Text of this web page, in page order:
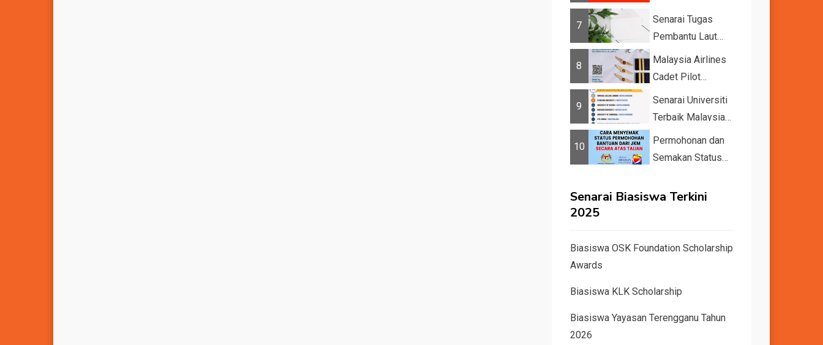
(Perkeranian/Operasi)
Gred N1
7
Senarai Tugas
Pembantu Laut
Gred A1
8
Malaysia Airlines
Cadet Pilot
Recruitment
9
Senarai Universiti
Terbaik Malaysia
dan Dunia Tahun
2026 &#82...
10
Permohonan dan
Semakan Status
Bantuan JKM
Senarai Biasiswa Terkini
2025
Biasiswa OSK Foundation Scholarship
Awards
Biasiswa KLK Scholarship
Biasiswa Yayasan Terengganu Tahun
2026